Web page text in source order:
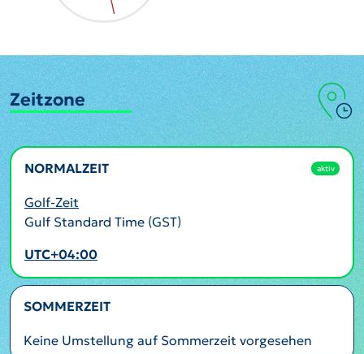
Zeitzone
NORMALZEIT aktiv
Golf-Zeit
Gulf Standard Time (GST)
UTC+04:00
SOMMERZEIT
Keine Umstellung auf Sommerzeit vorgesehen